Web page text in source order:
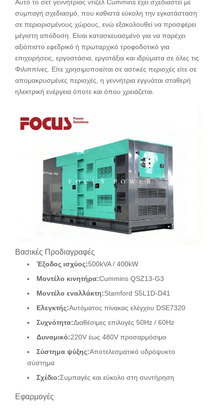
Αυτό το σετ γεννήτριας ντίζελ Cummins έχει σχεδιαστεί με
συμπαγή σχεδιασμό, που καθιστά εύκολη την εγκατάσταση
σε περιορισμένους χώρους, ενώ εξακολουθεί να προσφέρει
μέγιστη απόδοση. Είναι κατασκευασμένο για να παρέχει
αξιόπιστο εφεδρικό ή πρωταρχικό τροφοδοτικό για
επιχειρήσεις, εργοστάσια, εργοτάξια και ιδρύματα σε όλες τις
Φιλιππίνες. Είτε χρησιμοποιείται σε αστικές περιοχές είτε σε
απομακρυσμένες περιοχές, η γεννήτρια εγγυάται σταθερή
ηλεκτρική ενέργεια όποτε και όπου χρειάζεται.
Βασικές Προδιαγραφές
Έξοδος ισχύος:500kVA / 400kW
Μοντέλο κινητήρα:Cummins QSZ13-G3
Μοντέλο εναλλάκτη:Stamford S5L1D-D41
Ελεγκτής:Αυτόματος πίνακας ελέγχου DSE7320
Συχνότητα:Διαθέσιμες επιλογές 50Hz / 60Hz
Δυναμικό:220V έως 480V προσαρμόσιμο
Σύστημα ψύξης:Αποτελεσματικό υδρόψυκτο
σύστημα
Σχέδιο:Συμπαγές και εύκολο στη συντήρηση
Εφαρμογές